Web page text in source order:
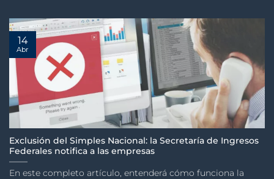
Exclusión del Simples Nacional: la Secretaría de Ingresos
Federales notifica a las empresas
En este completo artículo, entenderá cómo funciona la
14
Abr